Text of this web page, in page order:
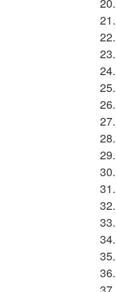
21.
22.
23.
24.
25.
26.
27.
28.
29.
30.
31.
32.
33.
34.
35.
36.